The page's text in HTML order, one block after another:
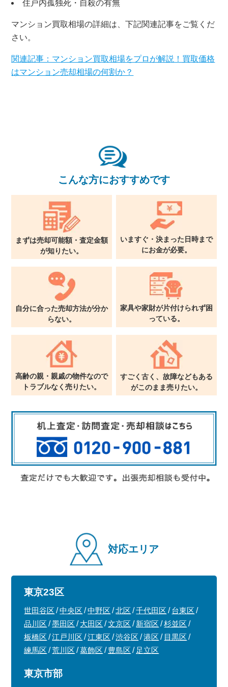
東京本社 0120-900-881
関西支社 0120-711-018
住戸内孤独死・自殺の有無
マンション買取相場の詳細は、下記関連記事をご覧くだ
さい。
関連記事：マンション買取相場をプロが解説！買取価格
はマンション売却相場の何割か？
こんな方におすすめです
まずは売却可能額・査定金額
が知りたい。
いますぐ・決まった日時まで
にお金が必要。
自分に合った売却方法が分か
らない。
家具や家財が片付けられず困
っている。
高齢の親・親戚の物件なので
トラブルなく売りたい。
すごく古く、故障などもある
がこのまま売りたい。
対応エリア
東京23区
世田谷区 中央区 中野区 北区 千代田区
台東区
品川区
墨田区 大田区 文京区 新宿区
杉並区
板橋区
江戸川区 江東区 渋谷区 港区
目黒区
練馬区
荒川区 葛飾区 豊島区 足立区
東京市部